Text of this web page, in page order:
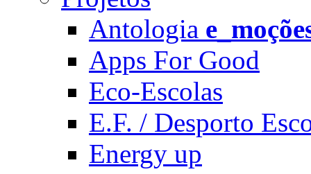
Antologia
Apps For Good
Eco-Escolas
E.F. / Desporto
Energy up